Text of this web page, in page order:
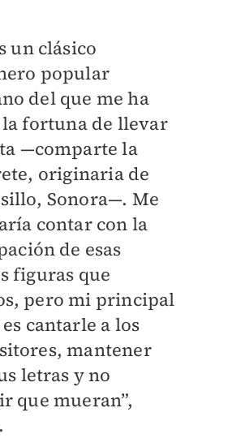
un clásico
popular
del que me ha
fortuna de llevar
—comparte la
originaria de
Sonora—. Me
contar con la
de esas
figuras que
pero mi principal
cantarle a los
mantener
letras y no
que mueran”,